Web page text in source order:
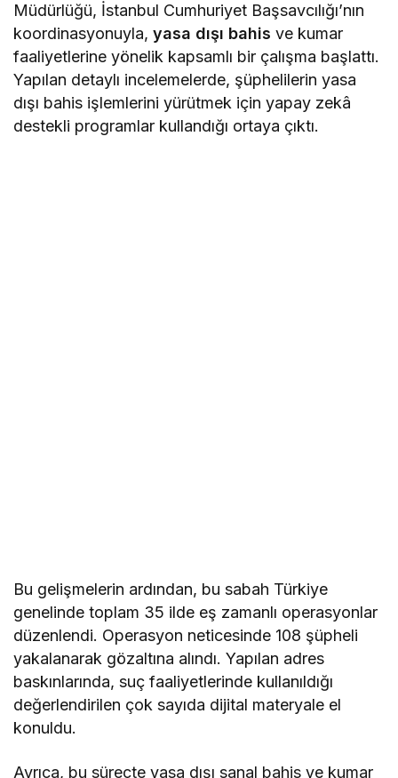
Müdürlüğü, İstanbul Cumhuriyet Başsavcılığı’nın
koordinasyonuyla,yasa dışı bahis ve kumar
faaliyetlerine yönelik kapsamlı bir çalışma başlattı.
Yapılan detaylı incelemelerde, şüphelilerin yasa
dışı bahis işlemlerini yürütmek için yapay zekâ
destekli programlar kullandığı ortaya çıktı.
Bu gelişmelerin ardından, bu sabah Türkiye
genelinde toplam 35 ilde eş zamanlı operasyonlar
düzenlendi. Operasyon neticesinde 108 şüpheli
yakalanarak gözaltına alındı. Yapılan adres
baskınlarında, suç faaliyetlerinde kullanıldığı
değerlendirilen çok sayıda dijital materyale el
konuldu.
Ayrıca, bu süreçte yasa dışı sanal bahis ve kumar